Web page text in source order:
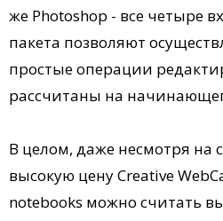
же Photoshop - все четыре
пакета позволяют
простые операции
рассчитаны на
В целом, даже несмотря на
высокую цену Creative
notebooks можно считать